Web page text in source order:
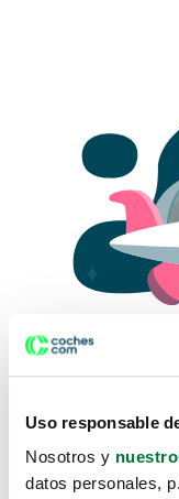
Uso responsable
Nosotros y
datos personales,